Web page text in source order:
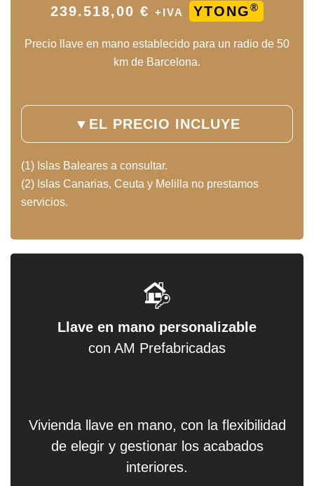
239.518,00 € +IVA YTONG®
Precio llave en mano establecido para un radio de 50
km de Barcelona.
▼ EL PRECIO INCLUYE
(1) Islas Baleares a consultar.
(2) Islas Canarias, Ceuta y Melilla no prestamos
servicios.
Llave en mano personalizable
con AM Prefabricadas
Vivienda llave en mano, con la flexibilidad
de elegir y gestionar los acabados
interiores.